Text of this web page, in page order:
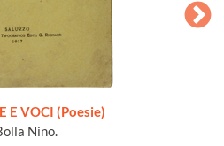
E VOCI (Poesie)
Nino.